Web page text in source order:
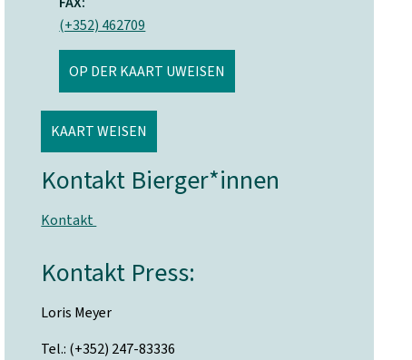
(+352) 462709
OP DER KAART UWEISEN
KAART WEISEN
Kontakt Bierger*innen
Kontakt
Kontakt Press:
Loris Meyer
Tel.: (+352) 247-83336